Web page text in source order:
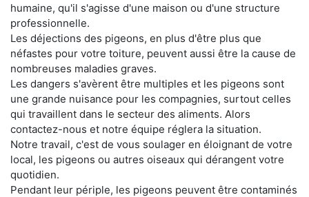
humaine, qu'il s'agisse d'une maison ou d'une structure
professionnelle.
Les déjections des pigeons, en plus d'être plus que
néfastes pour votre toiture, peuvent aussi être la cause de
nombreuses maladies graves.
Les dangers s'avèrent être multiples et les pigeons sont
une grande nuisance pour les compagnies, surtout celles
qui travaillent dans le secteur des aliments. Alors
contactez-nous et notre équipe réglera la situation.
Notre travail, c'est de vous soulager en éloignant de votre
local, les pigeons ou autres oiseaux qui dérangent votre
quotidien.
Pendant leur périple, les pigeons peuvent être contaminés